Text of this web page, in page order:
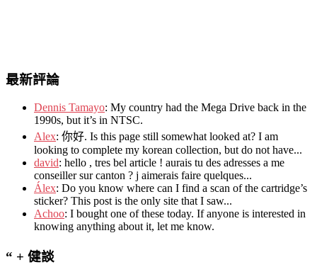
最新評論
Dennis Tamayo: My country had the Mega Drive back in the
1990s, but it’s in NTSC.
Alex: 你好. Is this page still somewhat looked at? I am
looking to complete my korean collection, but do not have...
david: hello , tres bel article ! aurais tu des adresses a me
conseiller sur canton ? j aimerais faire quelques...
Álex: Do you know where can I find a scan of the cartridge’s
sticker? This post is the only site that I saw...
Achoo: I bought one of these today. If anyone is interested in
knowing anything about it, let me know.
“ + 健談